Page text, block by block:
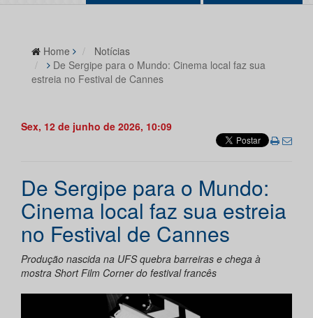
Home
Notícias
De Sergipe para o Mundo: Cinema local faz sua
estreia no Festival de Cannes
Sex, 12 de junho de 2026, 10:09
De Sergipe para o Mundo:
Cinema local faz sua estreia
no Festival de Cannes
Produção nascida na UFS quebra barreiras e chega à
mostra Short Film Corner do festival francês